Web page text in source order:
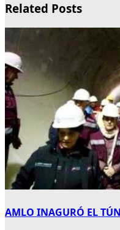
Related Posts
AMLO INAGURÓ EL